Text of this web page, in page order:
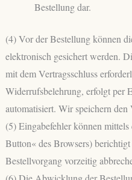
Bestellung dar.
(4) Vor der Bestellung können
elektronisch gesichert werden.
mit dem Vertragsschluss
Widerrufsbelehrung, erfolgt per
automatisiert. Wir speichern den
(5) Eingabefehler können
Button« des Browsers)
Bestellvorgang vorzeitig